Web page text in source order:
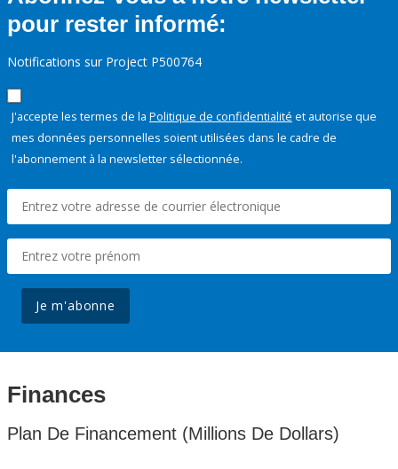
pour rester informé:
Notifications sur Project P500764
J'accepte les termes de la Politique de confidentialité et autorise que
mes données personnelles soient utilisées dans le cadre de
l'abonnement à la newsletter sélectionnée.
Je m'abonne
Finances
Plan De Financement (Millions De Dollars)